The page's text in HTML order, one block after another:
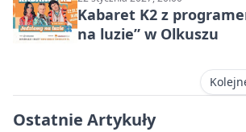
Kabaret K2 z
na luzie” w Olkuszu
Ostatnie Artykuły